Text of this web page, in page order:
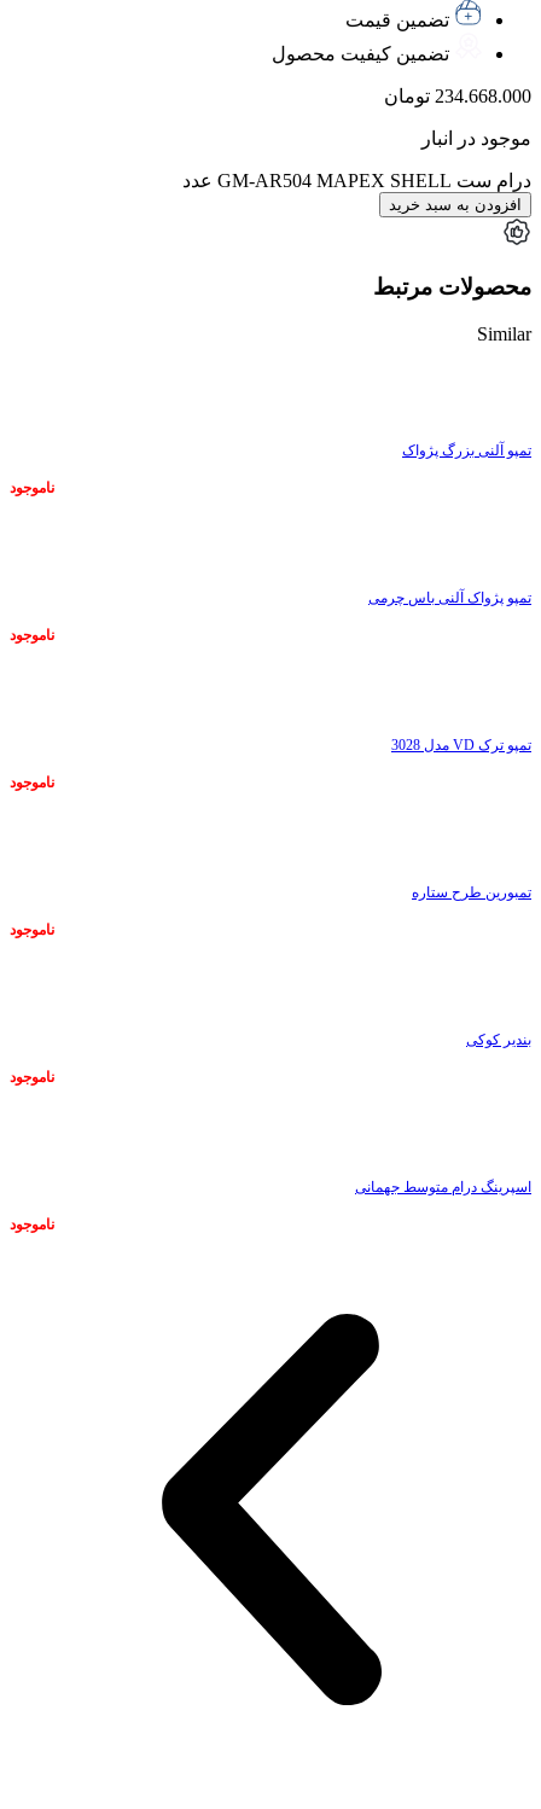
تضمین قیمت
تضمین کیفیت محصول
234.668.000 تومان
موجود در انبار
درام ست GM-AR504 MAPEX SHELL عدد
افزودن به سبد خرید
محصولات مرتبط
Similar
تمپو آلنی بزرگ پژواک
ناموجود
تمپو پژواک آلنی باس چرمی
ناموجود
تمپو ترک VD مدل 3028
ناموجود
تمبورین طرح ستاره
ناموجود
بندیر کوکی
ناموجود
اسپرینگ درام متوسط جهمانی
ناموجود